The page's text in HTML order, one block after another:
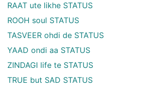
RAAT ute likhe STATUS
ROOH soul STATUS
TASVEER ohdi de STATUS
YAAD ondi aa STATUS
ZINDAGI life te STATUS
TRUE but SAD STATUS